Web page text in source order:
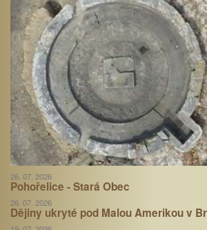
26. 07. 2026
Pohořelice - Stará Obec
26. 07. 2026
Dějiny ukryté pod Malou Amerikou v